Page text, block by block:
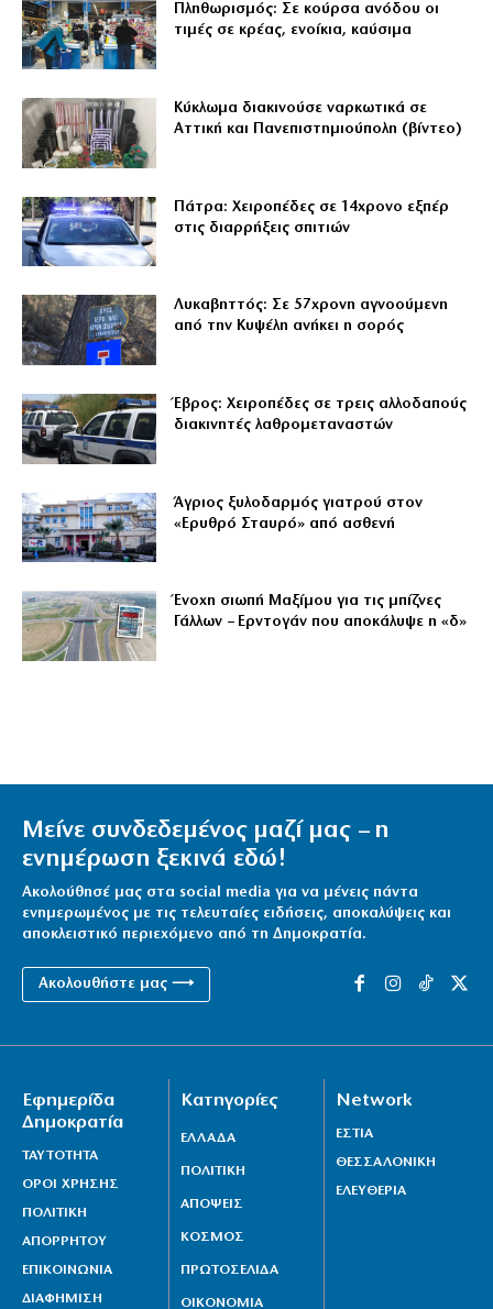
Πληθωρισμός: Σε κούρσα ανόδου οι
τιμές σε κρέας, ενοίκια, καύσιμα
Κύκλωμα διακινούσε ναρκωτικά σε
Αττική και Πανεπιστημιούπολη (βίντεο)
Πάτρα: Χειροπέδες σε 14χρονο εξπέρ
στις διαρρήξεις σπιτιών
Λυκαβηττός: Σε 57χρονη αγνοούμενη
από την Κυψέλη ανήκει η σορός
Έβρος: Χειροπέδες σε τρεις αλλοδαπούς
διακινητές λαθρομεταναστών
Άγριος ξυλοδαρμός γιατρού στον
«Ερυθρό Σταυρό» από ασθενή
Ένοχη σιωπή Μαξίμου για τις μπίζνες
Γάλλων – Ερντογάν που αποκάλυψε η «δ»
Μείνε συνδεδεμένος μαζί μας – η
ενημέρωση ξεκινά εδώ!
Ακολούθησέ μας στα social media για να μένεις πάντα
ενημερωμένος με τις τελευταίες ειδήσεις, αποκαλύψεις και
αποκλειστικό περιεχόμενο από τη Δημοκρατία.
Ακολουθήστε μας ⟶
Εφημερίδα
Δημοκρατία
ΤΑΥΤΟΤΗΤΑ
ΟΡΟΙ ΧΡΗΣΗΣ
ΠΟΛΙΤΙΚΗ
ΑΠΟΡΡΗΤΟΥ
ΕΠΙΚΟΙΝΩΝΙΑ
ΔΙΑΦΗΜΙΣΗ
Κατηγορίες
ΕΛΛΑΔΑ
ΠΟΛΙΤΙΚΗ
ΑΠΟΨΕΙΣ
ΚΟΣΜΟΣ
ΠΡΩΤΟΣΕΛΙΔΑ
ΟΙΚΟΝΟΜΙΑ
Network
ΕΣΤΙΑ
ΘΕΣΣΑΛΟΝΙΚΗ
ΕΛΕΥΘΕΡΙΑ